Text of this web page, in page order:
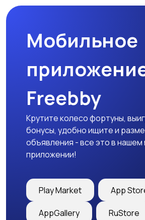
Медицина
Образование и наука
закупки
Мобильное
Freebby
Крутите колесо фортуны,
бонусы, удобно ищите и
объявления - все это в
приложении!
Play Market App
AppGallery RuStore